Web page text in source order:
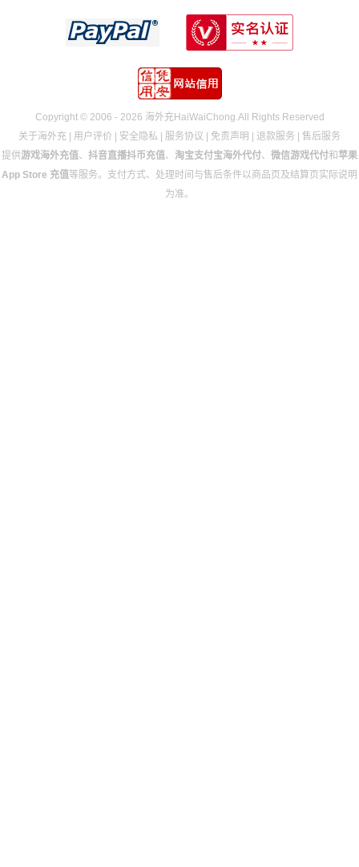
Copyright © 2006 - 2026 海外充HaiWaiChong.All Rights Reserved
关于海外充 | 用户评价 | 安全隐私 | 服务协议 | 免责声明 | 退款服务 | 售后服务
提供游戏海外充值、 抖音直播抖币充值、 淘宝支付宝海外代付、 微信游戏代付和 苹果
App Store 充值等服务。支付方式、处理时间与售后条件以商品页及结算页实际说明
为准。